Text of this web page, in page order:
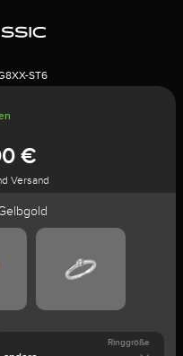
ST6
€
Versand
Ringgröße